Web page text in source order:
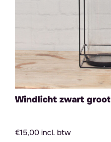
Windlicht zwart groot
€15,00 incl. btw